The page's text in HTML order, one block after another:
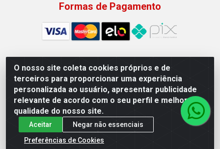
O nosso site coleta cookies próprios e de
terceiros para proporcionar uma experiência
personalizada ao usuário, apresentar publicidade
relevante de acordo com o seu perfil e melhorar a
qualidade do nosso site.
Aceitar
Negar não essenciais
Preferências de Cookies
Formas de Pagamento
Auto Qualidade Comercio de Pecas LTDA - Quadra Qi
23, S/N, Lote 05/06 - Taguatinga, Brasília/DF - CEP
72.135-230 - CNPJ 72.617.459/0001-40